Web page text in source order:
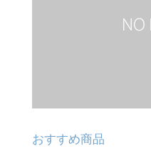
おすすめ商品